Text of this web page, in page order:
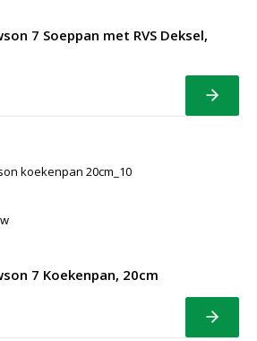
7 Soeppan met RVS Deksel,
Bekijk
7 Koekenpan, 20cm
Bekijk